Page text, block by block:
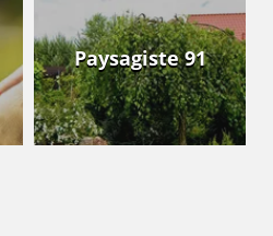
Paysagiste 91